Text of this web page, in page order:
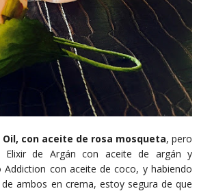
Oil, con aceite de rosa mosqueta, pero
Elixir de Argán con aceite de argán y
Addiction con aceite de coco, y habiendo
ambos en crema, estoy segura de que